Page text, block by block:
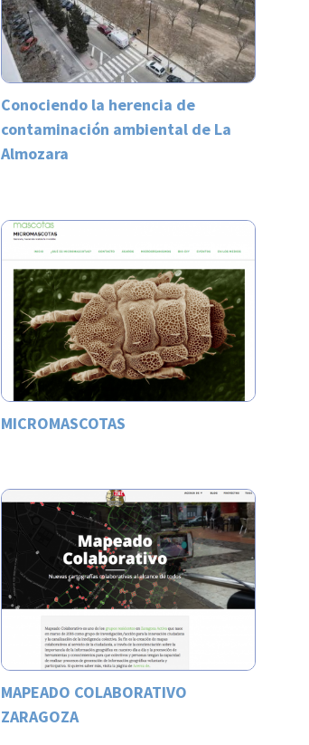
Conociendo la herencia de
contaminación ambiental de La
Almozara
MICROMASCOTAS
MAPEADO COLABORATIVO
ZARAGOZA